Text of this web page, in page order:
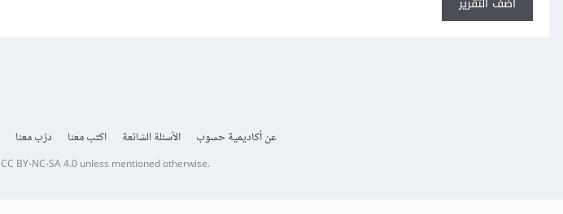
عن أكاديمية حسوب الأسئلة الشائعة اكتب معنا درّب معنا
CC BY-NC-SA 4.0unless mentioned otherwise.